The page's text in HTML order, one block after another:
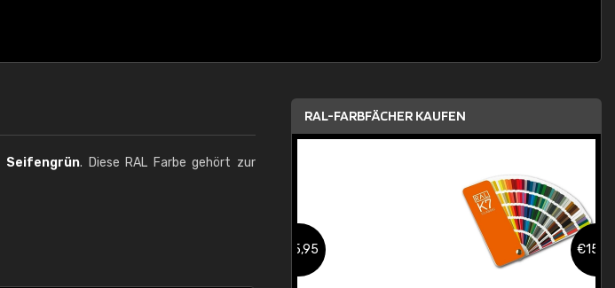
Seifengrün. Diese RAL Farbe gehört zur
RAL-FARBFÄCHER KAUFEN
€15,95